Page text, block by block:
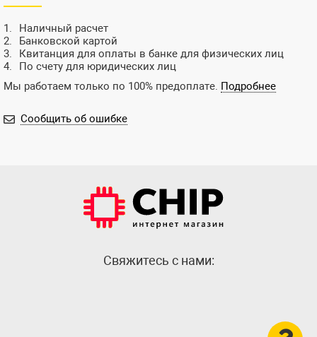
Наличный расчет
Банковской картой
Квитанция для оплаты в банке для физических лиц
По счету для юридических лиц
Мы работаем только по 100% предоплате. Подробнее
Сообщить об ошибке
Cвяжитесь с нами: